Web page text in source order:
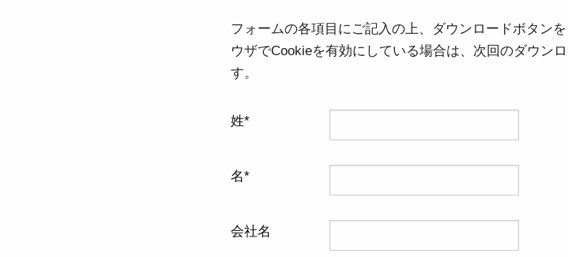
フォームの各項目にご記入の上、ダウンロードボタン
ウザでCookieを有効にしている場合は、次回のダウン
す。
姓
名
会社名